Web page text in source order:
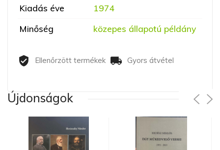
Kiadás éve
1974
Minőség
közepes állapotú példány
Ellenőrzött termékek Gyors átvétel
Újdonságok